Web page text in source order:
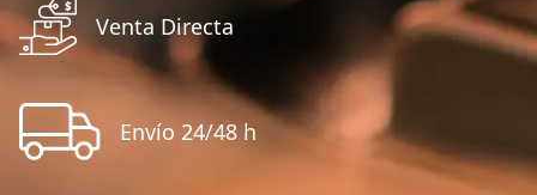
Venta Directa
Envío 24/48 h